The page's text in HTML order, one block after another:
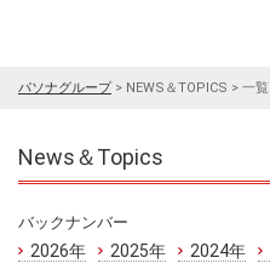
パソナグループ> NEWS＆TOPICS > 一覧
News＆Topics
バックナンバー
2026年 2025年 2024年